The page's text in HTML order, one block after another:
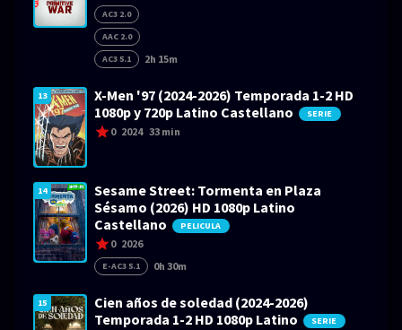
AC3 2.0
AAC 2.0
AC3 5.1
2h 15m
13
X-Men '97 (2024-2026) Temporada 1-2 HD
1080p y 720p Latino Castellano
SERIE
0 2024 33 min
14
Sesame Street: Tormenta en Plaza
Sésamo (2026) HD 1080p Latino
Castellano
PELICULA
0 2026
E-AC3 5.1 0h 30m
15
Cien años de soledad (2024-2026)
Temporada 1-2 HD 1080p Latino
SERIE